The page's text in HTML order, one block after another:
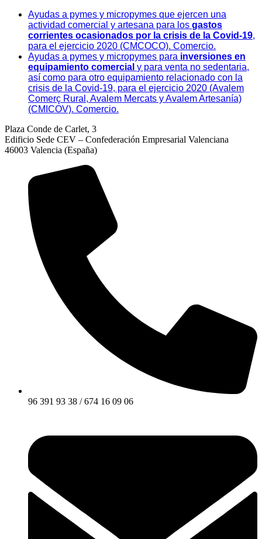
Ayudas a pymes y micropymes que ejercen una
actividad comercial y artesana para los gastos
corrientes ocasionados por la crisis de la Covid-19,
para el ejercicio 2020 (CMCOCO). Comercio.
Ayudas a pymes y micropymes para inversiones en
equipamiento comercial y para venta no sedentaria,
así como para otro equipamiento relacionado con la
crisis de la Covid-19, para el ejercicio 2020 (Avalem
Comerç Rural, Avalem Mercats y Avalem Artesanía)
(CMICOV). Comercio.
Plaza Conde de Carlet, 3
Edificio Sede CEV – Confederación Empresarial Valenciana
46003 Valencia (España)
96 391 93 38 / 674 16 09 06